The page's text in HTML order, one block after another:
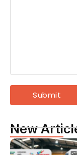
New